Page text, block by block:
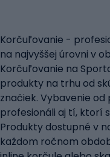
Korčuľovanie -
na najvyššej úrovni v
Korčuľovanie na
produkty na trhu od
značiek. Vybavenie
profesionáli aj tí, ktorí
Produkty dostupné v
každom ročnom